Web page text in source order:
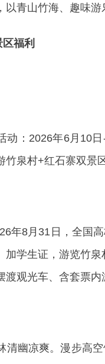
以青山竹海、趣味
福利
动：2026年6月10
竹泉村+红石寨双景
年8月31日，全国
加学生证，游览竹
观光车、含套票内
清幽凉爽。漫步高